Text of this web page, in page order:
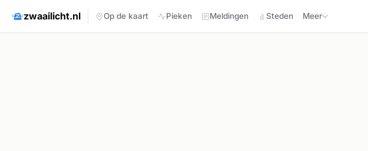
zwaailicht.nl Op de kaart Pieken Meldingen Steden Meer